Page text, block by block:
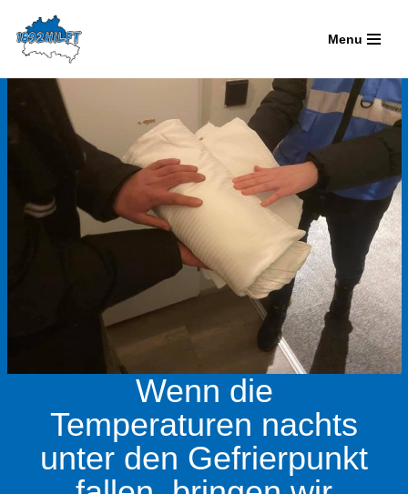
Zum
Menu
Wenn die
Temperaturen nachts
unter den Gefrierpunkt